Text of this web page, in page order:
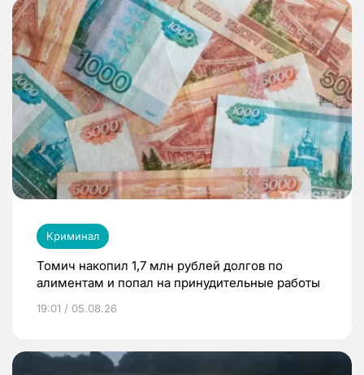
Криминал
Томич накопил 1,7 млн рублей долгов по
алиментам и попал на принудительные работы
19:01 / 05.08.26